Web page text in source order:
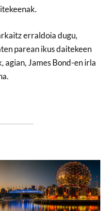
erraldoia dugu,
parean ikus daitekeen
agian, James Bond-en irla